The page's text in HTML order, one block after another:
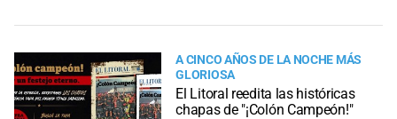
A CINCO AÑOS DE LA NOCHE MÁS
GLORIOSA
El Litoral reedita las históricas
chapas de "¡Colón Campeón!"